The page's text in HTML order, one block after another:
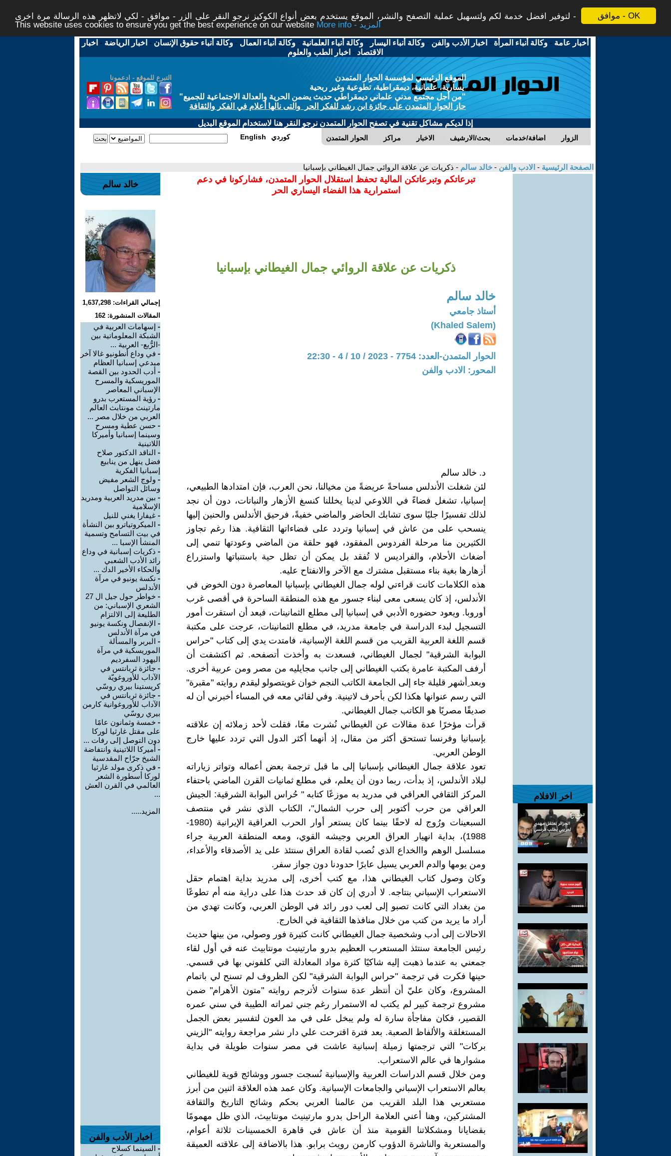
موافق - OK
لتوفير افضل خدمة لكم ولتسهيل عملية التصفح والنشر، الموقع يستخدم بعض أنواع الكوكيز نرجو النقر على الزر - موافق - لكي لاتظهر هذه الرسالة مرة اخرى -
This website uses cookies to ensure you get the best experience on our website
More info - المزيد
أخبار عامة -وكالة أنباء المرأة - اخبار الأدب والفن -وكالة أنباء اليسار -وكالة أنباء العلمانية -وكالة أنباء العمال -وكالة أنباء حقوق الإنسان - اخبار الرياضة - اخبار
الاقتصاد - اخبار الطب والعلوم
التبرع للموقع - ادعمونا
الموقع الرئيسي لمؤسسة الحوار المتمدن
يسارية، علمانية، ديمقراطية، تطوعية وغير ربحية
"من أجل مجتمع مدني علماني ديمقراطي حديث يضمن الحرية والعدالة الاجتماعية للجميع"
حاز الحوار المتمدن على جائزة ابن رشد للفكر الحر والتى نالها أعلام في الفكر والثقافة
إذا لديكم مشاكل تقنية في تصفح الحوار المتمدن نرجو النقر هنا لاستخدام الموقع البديل
الحوار المتمدن مراكز الاخبار بحث/الارشيف اضافة/خدمات الزوار English كوردي
الصفحة الرئيسية - الادب والفن - خالد سالم - ذكريات عن علاقة الروائي جمال الغيطاني بإسبانيا
اخر الافلام
تبرعاتكم وتبرعاتكن المالية تحفظ استقلال الحوار المتمدن، فشاركونا في دعم
استمرارية هذا الفضاء اليساري الحر
ذكريات عن علاقة الروائي جمال الغيطاني بإسبانيا
خالد سالم
أستاذ جامعي
(Khaled Salem)
الحوار المتمدن-العدد: 7754 - 2023 / 10 / 4 - 22:30
المحور: الادب والفن
د. خالد سالم
لئن شغلت الأندلس مساحةً عريضةً من مخيالنا، نحن العرب، فإن امتدادها الطبيعي،
إسبانيا، تشغل فضاءً في اللاوعي لدينا يخللنا كنسغ الأزهار والنباتات، دون أن نجد
لذلك تفسيرًا جليًا سوى تشابك الحاضر والماضي خفيةً، فرحيق الأندلس والحنين إليها
ينسحب على من عاش في إسبانيا وتردد على فضاءاتها الثقافية. هذا رغم تجاوز
الكثيرين منا مرحلة الفردوس المفقود، فهو حلقة من الماضي وعودتها تنمي إلى
أضغاث الأحلام، والفراديس لا تُفقد بل يمكن أن تظل حية باستنباتها واستزراع
أزهارها بغية بناء مستقبل مشترك مع الآخر والانفتاح عليه.
هذه الكلامات كانت قراءتي لوله جمال الغيطاني بإسبانيا المعاصرة دون الخوض في
الأندلس، إذ كان يسعى معى لبناء جسور مع هذه المنطقة الساحرة في أقصى غرب
أوروبا. ويعود حضوره الأدبي في إسبانيا إلى مطلع الثمانينات، فبعد أن استقرت أمور
التسجيل لبدء الدراسة في جامعة مدريد، في مطلع الثمانينات، عرجت على مكتبة
قسم اللغة العربية القريب من قسم اللغة الإسبانية، فامتدت يدي إلى كتاب "حراس
البوابة الشرقية" لجمال الغيطاني، فسعدت به وأخذت أتصفحه. ثم اكتشفت أن
أرفف المكتبة عامرة بكتب الغيطاني إلى جانب مجايليه من مصر ومن عربية أخرى.
وبعد ِأشهر قليلة جاء إلى الجامعة الكاتب النجم خوان غويتصولو ليقدم روايته "مقبرة"
التي رسم عنوانها هكذا لكن بأحرف لاتينية. وفي لقائي معه في المساء أخبرني أن له
صديقًا مصريًا هو الكاتب جمال الغيطاني.
قرأت مؤخرًا عدة مقالات عن الغيطاني نُشرت معًا، فقلت لأحد زملائه إن علاقته
بإسبانيا وفرنسا تستحق أكثر من مقال، إذ أنهما أكثر الدول التي تردد عليها خارج
الوطن العربي.
تعود علاقة جمال الغيطاني بإسبانيا إلى ما قبل ترجمة بعض أعماله وتواتر زياراته
لبلاد الأندلس، إذ بدأت، ربما دون أن يعلم، في مطلع ثمانيات القرن الماضي باحتفاء
المركز الثقافي العراقي في مدريد به موزعًا كتابه " حُراس البوابة الشرقية: الجيش
العراقي من حرب أكتوبر إلى حرب الشمال"، الكتاب الذي نشر في منتصف
السبعينات ورُوج له لاحقًا بينما كان يستعر أوار الحرب العراقية الإيرانية (1980-
1988)، بداية انهيار العراق العربي وجيشه القوي، ومعه المنطقة العربية جراء
مسلسل الوهم واالخداع الذي نُصب لقادة العراق سنتئذ على يد الأصدقاء والأعداء،
ومن يومها والدم العربي يسيل عابرًا حدودنا دون جواز سفر.
وكان وصول كتاب الغيطاني هذا، مع كتب أخرى، إلى مدريد بداية اهتمام حقل
الاستعراب الإسباني بنتاجه. لا أدري إن كان قد حدث هذا على دراية منه أم تطوعًا
من بغداد التي كانت تصبو إلى لعب دور رائد في الوطن العربي، وكانت تهدي من
أراد ما يريد من كتب من خلال منافذها الثقافية في الخارج.
الاحالات إلى أدب وشخصية جمال الغيطاني كانت كثيرة فور وصولي، من بينها حديث
رئيس الجامعة سنتئذ المستعرب العظيم بدرو مارتينيث مونتابيث عنه في أول لقاء
جمعني به عندما ذهبت إليه شاكيًا كثرة مواد المعادلة التي كلفوني بها في قسمي.
حينها فكرت في ترجمة "حراس البوابة الشرقية" لكن الظروف لم تسنح لي باتمام
المشروع، وكان عليّ أن أنتظر عدة سنوات لأترجم روايته "متون الأهرام" ضمن
مشروع ترجمة كبير لم يكتب له الاستمرار رغم جني ثمراته الطيبة في سني عمره
القصير، فكان مفاجأة سارة له ولم يبخل على في مد العون لتفسير بعض الجمل
المستغلقة والألفاظ الصعبة. بعد فترة اقترحت علي دار نشر مراجعة روايته "الزيني
بركات" التي ترجمتها زميلة إسبانية عاشت في مصر سنوات طويلة في بداية
مشوارها في عالم الاستعراب.
ومن خلال قسم الدراسات العربية والإسبانية نُسجت جسور ووشائج قوية للغيطاني
بعالم الاستعراب الإسباني والجامعات الإسبانية. وكان عمد هذه العلاقة اثنين من أبرز
مستعربي هذا البلد القريب من عالمنا العربي بحكم وشائح التاريخ والثقافة
المشتركين، وهنا أعني العلامة الراحل بدرو مارتينيث مونتابيث، الذي ظل مهمومًا
بقضايانا ومشكلاتنا القومية منذ أن عاش في قاهرة الخمسينات ثلاثة أعوام،
والمستعربة والناشرة الدؤوب كارمن رويث برابو. هذا بالاضافة إلى علاقته العميقة
خالد سالم
إجمالي القراءات: 1,637,298
المقالات المنشورة: 162
- إسهامات العربية في
الشبكة المعلوماتية بين
-الرُّبع- العربية ...
- في وداع أنطونيو غالا آخر
مبدعي إسبانيا العظام
- أدب الحدود بين القصة
الموريسكية والمسرح
الإسباني المعاصر
- رؤية المستعرب بدرو
مارتينث مونتابث العالم
العربي من خلال مصر ...
- حسن عطية ومسرح
وسينما إسبانيا وأميركا
اللاتينية
- الناقد الدكتور صلاح
فضل ينهل من ينابيع
إسبانيا الفكرية
- ولوج الشعر مفيض
وسائل التواصل
- بين مدريد العربية ومدريد
الإسلامية
- غيفارا يغني للنيل
- الميكروتياترو بين النشأة
في بيت التسامح وتسمية
المنشأ الإسبا ...
- ذكريات إسبانية في وداع
رائد الأدب الشعبي
والحكاء الأخير الدك ...
- نكسة يونيو في مرآة
الأندلس
-
خواطر حول جيل ال 27
الشعري الإسباني: من
الطليعة إلى الالتزام
- الإنفصال ونكسة يونيو
في مرآة الأندلس
- البربر والمسألة
الموريسكية في مرآة
اليهود السفرديم
- جائزة ثربانتس في
الآداب للأوروغويّة
كريستينا بيري روسّي
- جائزة ثربانتس في
الآداب للأوروغوانية كارمن
بيري روسّي
- خمسة وثمانون عامًا
على مقتل غارثيا لوركا
دون التوصل إلى رفات ...
- أميركا اللاتينية وانتفاضة
الشيخ جرّاح المقدسية
- في ذكرى مولد غارثيا
لوركا أسطورة الشعر
العالمي في القرن العش
...
المزيد.....
اخبار الأدب والفن
- السينما كسلاح